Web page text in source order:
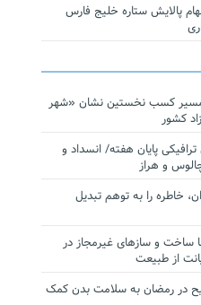
سهام پالایش ستاره خلیج فارس
مسیر کسب نخستین نشان «شهر
کشور
پایان هفته/ انسداد و
و هراز
خاطره را به توهم تبدیل
ساخت‌ و سازهای غیرمجاز در
از طبیعت
در رمضان به سلامت بدن کمک